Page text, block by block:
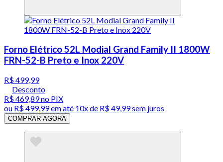
Forno Elétrico 52L Modial Grand Family II 1800W
FRN-52-B Preto e Inox 220V
R$ 499,99
Desconto
R$ 469,89no PIX
ou R$ 499,99em até 10x de R$ 49,99 sem juros
COMPRAR AGORA